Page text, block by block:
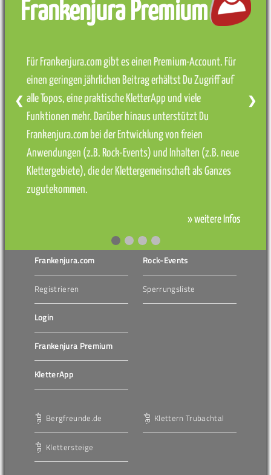
Frankenjura Premium
Für Frankenjura.com gibt es einen Premium-Account. Für
einen geringen jährlichen Beitrag erhältst Du Zugriff auf
alle Topos, eine praktische KletterApp und viele
Funktionen mehr. Darüber hinaus unterstützt Du
Frankenjura.com bei der Entwicklung von freien
Anwendungen (z.B. Rock-Events) und Inhalten (z.B. neue
Klettergebiete), die der Klettergemeinschaft als Ganzes
zugutekommen.
» weitere Infos
❮ ❯
Frankenjura.com
Registrieren
Login
Frankenjura Premium
KletterApp
Rock-Events
Sperrungsliste
Bergfreunde.de
Klettersteige
Klettern Trubachtal